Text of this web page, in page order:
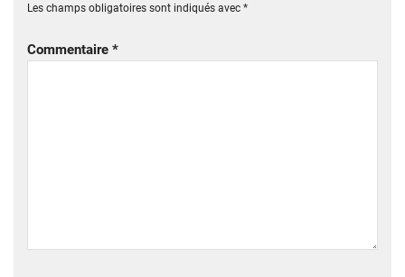
Les champs obligatoires sont indiqués avec *
Commentaire *